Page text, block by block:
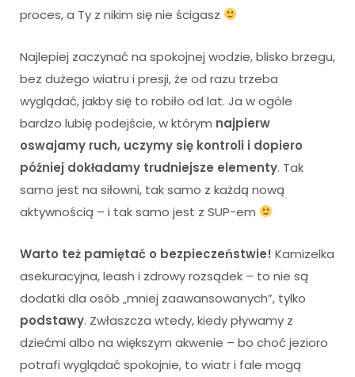
proces, a Ty z nikim się nie ścigasz
Najlepiej zaczynać na spokojnej wodzie, blisko brzegu,
bez dużego wiatru i presji, że od razu trzeba
wyglądać, jakby się to robiło od lat. Ja w ogóle
bardzo lubię podejście, w którym najpierw
oswajamy ruch, uczymy się kontroli i dopiero
później dokładamy trudniejsze elementy. Tak
samo jest na siłowni, tak samo z każdą nową
aktywnością – i tak samo jest z SUP-em
Warto też pamiętać o bezpieczeństwie! Kamizelka
asekuracyjna, leash i zdrowy rozsądek – to nie są
dodatki dla osób „mniej zaawansowanych”, tylko
podstawy. Zwłaszcza wtedy, kiedy pływamy z
dziećmi albo na większym akwenie – bo choć jezioro
potrafi wyglądać spokojnie, to wiatr i fale mogą